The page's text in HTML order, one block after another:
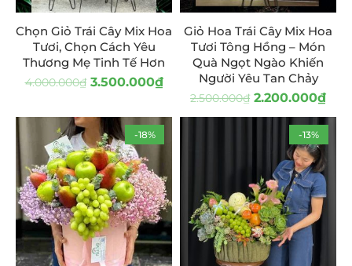
Chọn Giỏ Trái Cây Mix Hoa
Tươi, Chọn Cách Yêu
Thương Mẹ Tinh Tế Hơn
4.000.000₫ 3.500.000₫
Giỏ Hoa Trái Cây Mix Hoa
Tươi Tông Hồng – Món
Quà Ngọt Ngào Khiến
Người Yêu Tan Chảy
2.500.000₫ 2.200.000₫
-18% -13%